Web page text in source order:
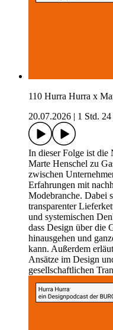
110 Hurra Hurra x
20.07.2026
1 Std.
In dieser Folge ist die
Marte Henschel zu
zwischen
Erfahrungen mit
Modebranche. Dabei
transparenter
und systemischen
dass Design über die
hinausgehen und
kann. Außerdem
Ansätze im Design
gesellschaftlichen